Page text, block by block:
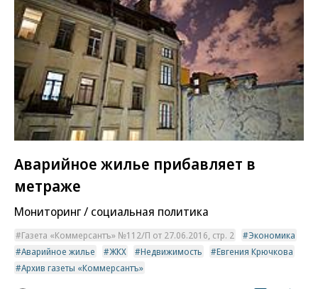
Аварийное жилье прибавляет в
метраже
Мониторинг / социальная политика
Газета «Коммерсантъ» №112/П от 27.06.2016, стр. 2
Экономика
Аварийное жилье
ЖКХ Недвижимость
Евгения Крючкова
Архив газеты «Коммерсантъ»